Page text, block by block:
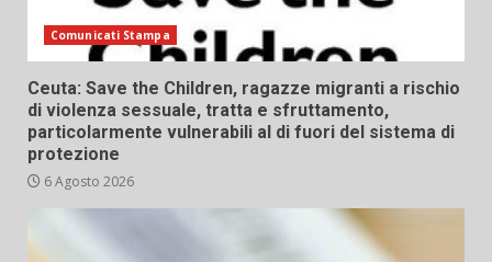
Comunicati Stampa
Ceuta: Save the Children, ragazze migranti a rischio
di violenza sessuale, tratta e sfruttamento,
particolarmente vulnerabili al di fuori del sistema di
protezione
6 Agosto 2026